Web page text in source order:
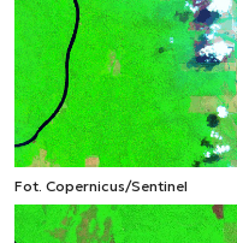
Fot. Copernicus/Sentinel